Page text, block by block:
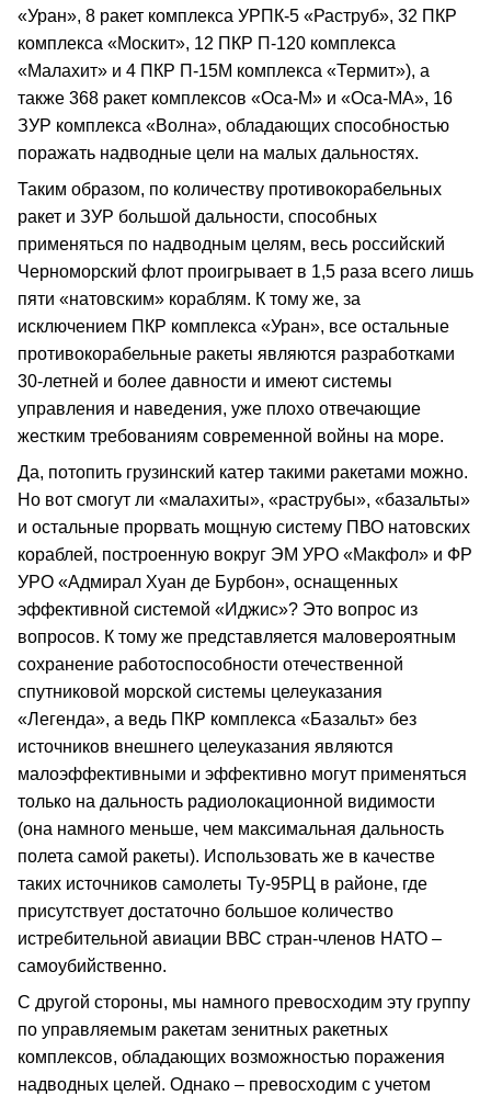
«Уран», 8 ракет комплекса УРПК-5 «Раструб», 32 ПКР
комплекса «Москит», 12 ПКР П-120 комплекса
«Малахит» и 4 ПКР П-15М комплекса «Термит»), а
также 368 ракет комплексов «Оса-М» и «Оса-МА», 16
ЗУР комплекса «Волна», обладающих способностью
поражать надводные цели на малых дальностях.
Таким образом, по количеству противокорабельных
ракет и ЗУР большой дальности, способных
применяться по надводным целям, весь российский
Черноморский флот проигрывает в 1,5 раза всего лишь
пяти «натовским» кораблям. К тому же, за
исключением ПКР комплекса «Уран», все остальные
противокорабельные ракеты являются разработками
30-летней и более давности и имеют системы
управления и наведения, уже плохо отвечающие
жестким требованиям современной войны на море.
Да, потопить грузинский катер такими ракетами можно.
Но вот смогут ли «малахиты», «раструбы», «базальты»
и остальные прорвать мощную систему ПВО натовских
кораблей, построенную вокруг ЭМ УРО «Макфол» и ФР
УРО «Адмирал Хуан де Бурбон», оснащенных
эффективной системой «Иджис»? Это вопрос из
вопросов. К тому же представляется маловероятным
сохранение работоспособности отечественной
спутниковой морской системы целеуказания
«Легенда», а ведь ПКР комплекса «Базальт» без
источников внешнего целеуказания являются
малоэффективными и эффективно могут применяться
только на дальность радиолокационной видимости
(она намного меньше, чем максимальная дальность
полета самой ракеты). Использовать же в качестве
таких источников самолеты Ту-95РЦ в районе, где
присутствует достаточно большое количество
истребительной авиации ВВС стран-членов НАТО –
самоубийственно.
С другой стороны, мы намного превосходим эту группу
по управляемым ракетам зенитных ракетных
комплексов, обладающих возможностью поражения
надводных целей. Однако – превосходим с учетом